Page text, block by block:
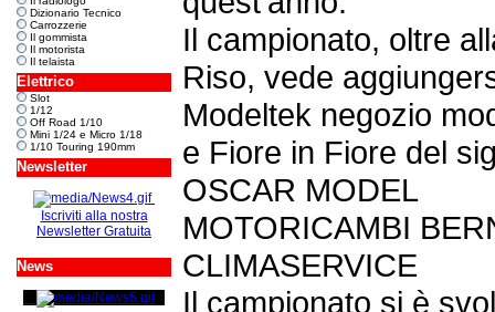
Dizionario Tecnico
Carrozzerie
Il gommista
Il motorista
Il telaista
Elettrico
Slot
1/12
Off Road 1/10
Mini 1/24 e Micro 1/18
1/10 Touring 190mm
Newsletter
Iscriviti alla nostra
Newsletter Gratuita
News
Il campionato, oltre
Riso, vede
Modeltek negozio
e Fiore in Fiore del
OSCAR MODEL
MOTORICAMBI
CLIMASERVICE
Il campionato si è